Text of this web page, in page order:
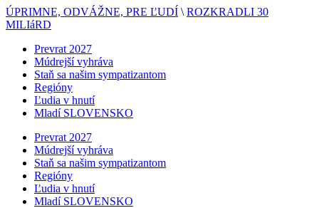
ÚPRIMNE, ODVÁŽNE, PRE ĽUDÍ \ ROZKRADLI 30
MILIáRD
Prevrat 2027
Múdrejší vyhráva
Staň sa našim sympatizantom
Regióny
Ľudia v hnutí
Mladí SLOVENSKO
Prevrat 2027
Múdrejší vyhráva
Staň sa našim sympatizantom
Regióny
Ľudia v hnutí
Mladí SLOVENSKO